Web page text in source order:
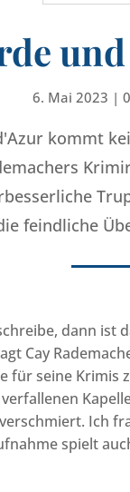
6. Mai 2023 |
kommt
feindliche
dann ist
Cay
für seine Krimis
Ich
spielt